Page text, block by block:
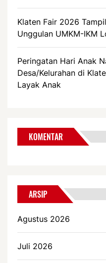
Klaten Fair 2026
Unggulan UMKM-IKM
Peringatan Hari Anak
Desa/Kelurahan di
Layak Anak
KOMENTAR
ARSIP
Agustus 2026
Juli 2026